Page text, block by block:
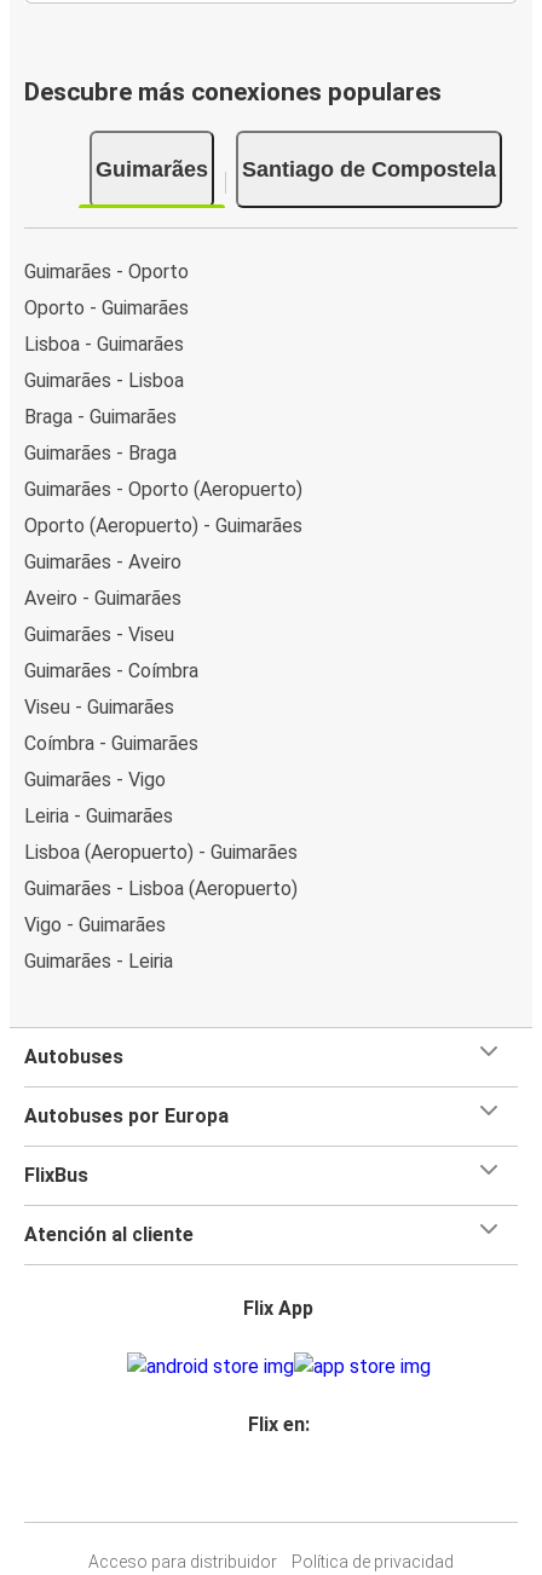
Descubre más conexiones populares
Guimarães Santiago de Compostela
Guimarães - Oporto
Oporto - Guimarães
Lisboa - Guimarães
Guimarães - Lisboa
Braga - Guimarães
Guimarães - Braga
Guimarães - Oporto (Aeropuerto)
Oporto (Aeropuerto) - Guimarães
Guimarães - Aveiro
Aveiro - Guimarães
Guimarães - Viseu
Guimarães - Coímbra
Viseu - Guimarães
Coímbra - Guimarães
Guimarães - Vigo
Leiria - Guimarães
Lisboa (Aeropuerto) - Guimarães
Guimarães - Lisboa (Aeropuerto)
Vigo - Guimarães
Guimarães - Leiria
Autobuses
Autobuses por Europa
FlixBus
Atención al cliente
Flix App
Flix en:
Acceso para distribuidor Política de privacidad